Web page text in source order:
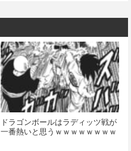
ドラゴンボールはラディッツ戦が
一番熱いと思うｗｗｗｗｗｗｗｗ